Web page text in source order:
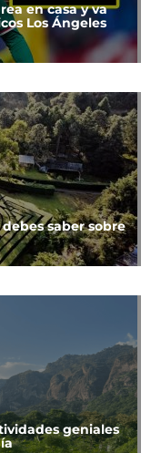
en casa y va
Los Ángeles
saber sobre
geniales